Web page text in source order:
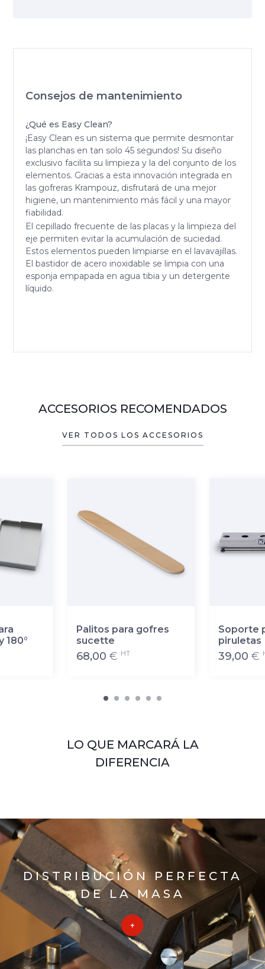
Consejos de mantenimiento
¿Qué es Easy Clean?
¡Easy Clean es un sistema que permite desmontar
las planchas en tan solo 45 segundos! Su diseño
exclusivo facilita su limpieza y la del conjunto de los
elementos. Gracias a esta innovación integrada en
las gofreras Krampouz, disfrutará de una mejor
higiene, un mantenimiento más fácil y una mayor
fiabilidad.
El cepillado frecuente de las placas y la limpieza del
eje permiten evitar la acumulación de suciedad.
Estos elementos pueden limpiarse en el lavavajillas.
El bastidor de acero inoxidable se limpia con una
esponja empapada en agua tibia y un detergente
líquido.
ACCESORIOS RECOMENDADOS
VER TODOS LOS ACCESORIOS
180°
Palitos para gofres
sucette
68,00 € HT
Soporte
piruletas
39,00 €
LO QUE MARCARÁ LA
DIFERENCIA
DISTRIBUCIÓN PERFECTA
DE LA MASA